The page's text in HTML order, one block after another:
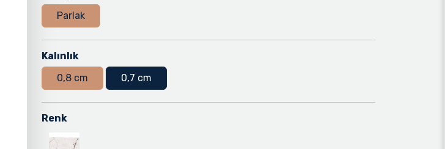
Parlak
Kalınlık
0,8 cm
0,7 cm
Renk